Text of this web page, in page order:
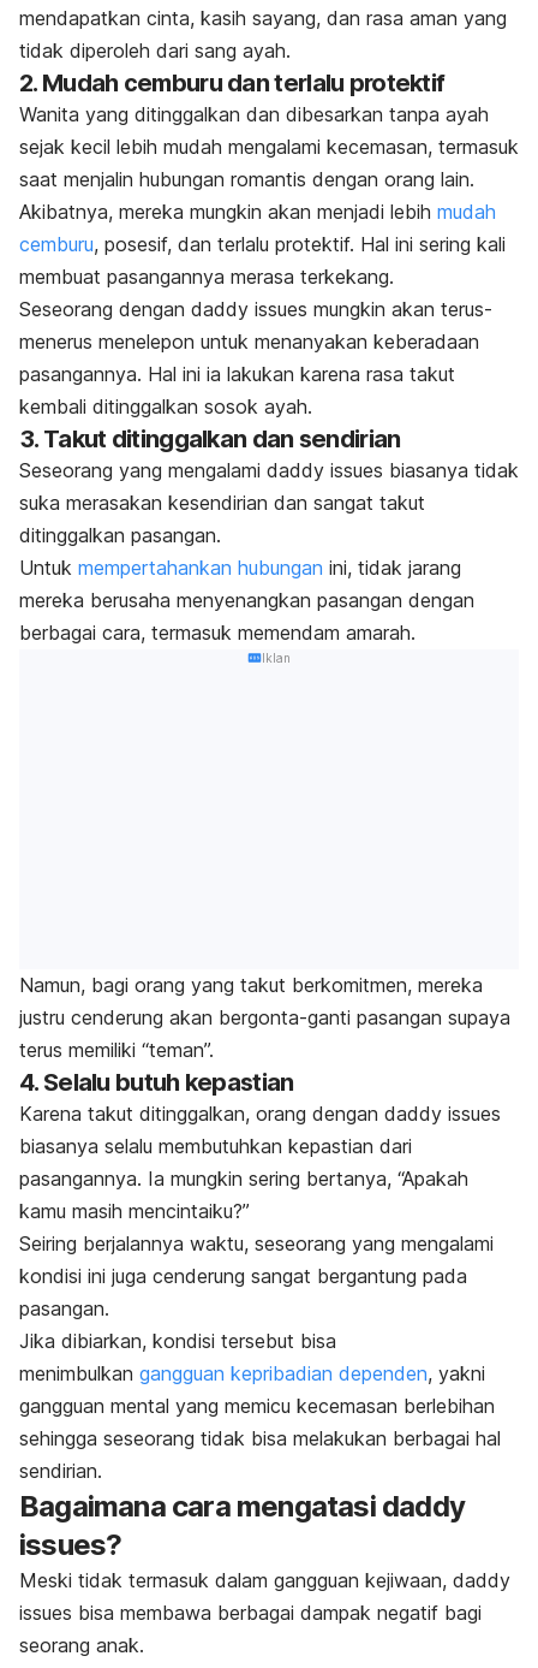
mendapatkan cinta, kasih sayang, dan rasa aman yang
tidak diperoleh dari sang ayah.
2. Mudah cemburu dan terlalu protektif
Wanita yang ditinggalkan dan dibesarkan tanpa ayah
sejak kecil lebih mudah mengalami kecemasan, termasuk
saat menjalin hubungan romantis dengan orang lain.
Akibatnya, mereka mungkin akan menjadi lebih mudah
cemburu, posesif, dan terlalu protektif. Hal ini sering kali
membuat pasangannya merasa terkekang.
Seseorang dengan daddy issues mungkin akan terus-
menerus menelepon untuk menanyakan keberadaan
pasangannya. Hal ini ia lakukan karena rasa takut
kembali ditinggalkan sosok ayah.
3. Takut ditinggalkan dan sendirian
Seseorang yang mengalami daddy issues biasanya tidak
suka merasakan kesendirian dan sangat takut
ditinggalkan pasangan.
Untuk mempertahankan hubungan ini, tidak jarang
mereka berusaha menyenangkan pasangan dengan
berbagai cara, termasuk memendam amarah.
Iklan
Namun, bagi orang yang takut berkomitmen, mereka
justru cenderung akan bergonta-ganti pasangan supaya
terus memiliki “teman”.
4. Selalu butuh kepastian
Karena takut ditinggalkan, orang dengan daddy issues
biasanya selalu membutuhkan kepastian dari
pasangannya. Ia mungkin sering bertanya, “Apakah
kamu masih mencintaiku?”
Seiring berjalannya waktu, seseorang yang mengalami
kondisi ini juga cenderung sangat bergantung pada
pasangan.
Jika dibiarkan, kondisi tersebut bisa
menimbulkan gangguan kepribadian dependen, yakni
gangguan mental yang memicu kecemasan berlebihan
sehingga seseorang tidak bisa melakukan berbagai hal
sendirian.
Bagaimana cara mengatasi daddy
issues?
Meski tidak termasuk dalam gangguan kejiwaan, daddy
issues bisa membawa berbagai dampak negatif bagi
seorang anak.